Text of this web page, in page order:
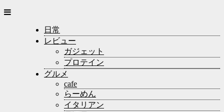
日常
レビュー
ガジェット
プロテイン
グルメ
cafe
らーめん
イタリアン